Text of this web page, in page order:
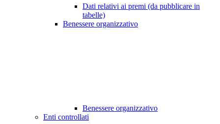
Dati relativi ai premi (da pubblicare in
tabelle)
Benessere organizzativo
Benessere organizzativo
Enti controllati